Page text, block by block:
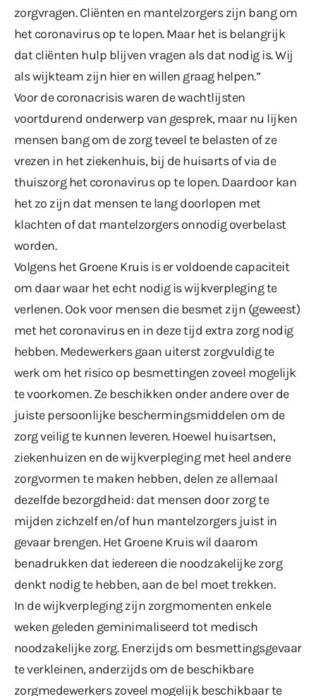
zorgvragen. Cliënten en mantelzorgers zijn bang om
het coronavirus op te lopen. Maar het is belangrijk
dat cliënten hulp blijven vragen als dat nodig is. Wij
als wijkteam zijn hier en willen graag helpen.”
Voor de coronacrisis waren de wachtlijsten
voortdurend onderwerp van gesprek, maar nu lijken
mensen bang om de zorg teveel te belasten of ze
vrezen in het ziekenhuis, bij de huisarts of via de
thuiszorg het coronavirus op te lopen. Daardoor kan
het zo zijn dat mensen te lang doorlopen met
klachten of dat mantelzorgers onnodig overbelast
worden.
Volgens het Groene Kruis is er voldoende capaciteit
om daar waar het echt nodig is wijkverpleging te
verlenen. Ook voor mensen die besmet zijn (geweest)
met het coronavirus en in deze tijd extra zorg nodig
hebben. Medewerkers gaan uiterst zorgvuldig te
werk om het risico op besmettingen zoveel mogelijk
te voorkomen. Ze beschikken onder andere over de
juiste persoonlijke beschermingsmiddelen om de
zorg veilig te kunnen leveren. Hoewel huisartsen,
ziekenhuizen en de wijkverpleging met heel andere
zorgvormen te maken hebben, delen ze allemaal
dezelfde bezorgdheid: dat mensen door zorg te
mijden zichzelf en/of hun mantelzorgers juist in
gevaar brengen. Het Groene Kruis wil daarom
benadrukken dat iedereen die noodzakelijke zorg
denkt nodig te hebben, aan de bel moet trekken.
In de wijkverpleging zijn zorgmomenten enkele
weken geleden geminimaliseerd tot medisch
noodzakelijke zorg. Enerzijds om besmettingsgevaar
te verkleinen, anderzijds om de beschikbare
zorgmedewerkers zoveel mogelijk beschikbaar te